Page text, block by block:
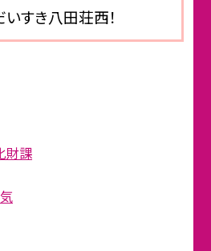
すき八田荘西！
財課